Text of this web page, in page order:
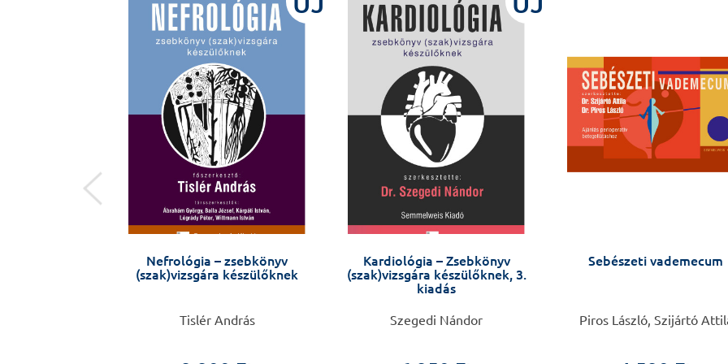
Nefrológia – zsebkönyv
(szak)vizsgára készülőknek
Tislér András
Kardiológia – Zsebkönyv
(szak)vizsgára készülőknek, 3.
kiadás
Szegedi Nándor
Sebészeti vademecum
Piros László, Szijártó